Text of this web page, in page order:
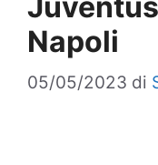
Napoli
05/05/2023 di